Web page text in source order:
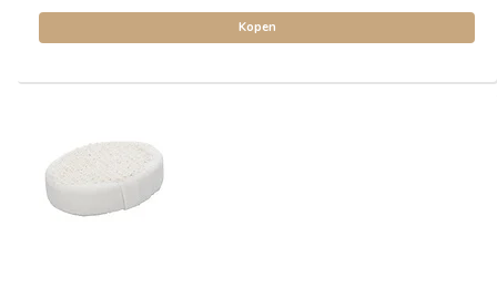
Kopen